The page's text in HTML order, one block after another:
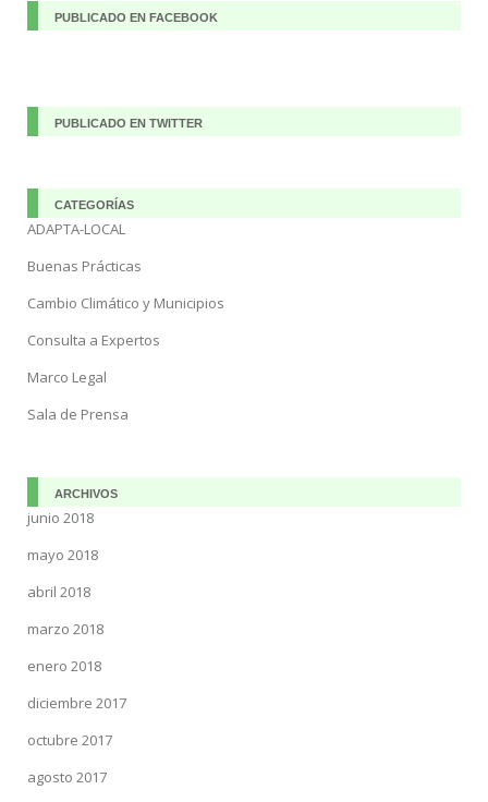
PUBLICADO EN FACEBOOK
PUBLICADO EN TWITTER
CATEGORÍAS
ADAPTA-LOCAL
Buenas Prácticas
Cambio Climático y Municipios
Consulta a Expertos
Marco Legal
Sala de Prensa
ARCHIVOS
junio 2018
mayo 2018
abril 2018
marzo 2018
enero 2018
diciembre 2017
octubre 2017
agosto 2017